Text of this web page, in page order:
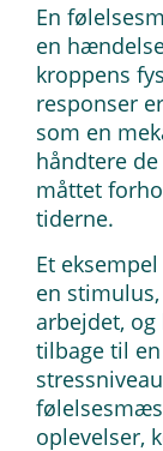
En
en
kroppens
responser
som en
håndtere
måttet
tiderne.
Et
en
arbejdet,
tilbage til
oplevelser,